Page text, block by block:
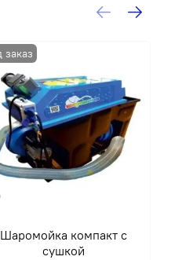
Шаромойка компакт с
сушкой